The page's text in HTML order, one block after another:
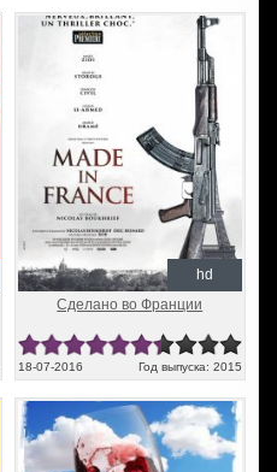
hd
Сделано во Франции
18-07-2016 Год выпуска: 2015